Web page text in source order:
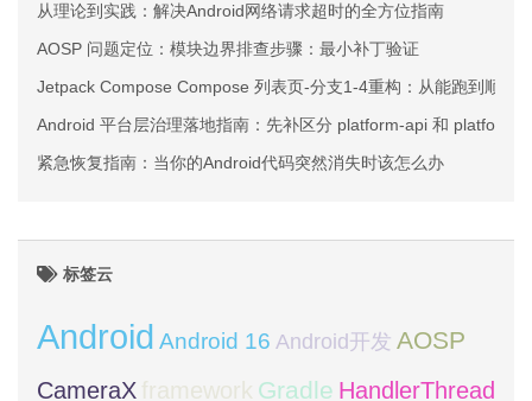
从理论到实践：解决Android网络请求超时的全方位指南
AOSP 问题定位：模块边界排查步骤：最小补丁验证
Jetpack Compose Compose 列表页-分支1-4重构：从能跑到顺手
Android 平台层治理落地指南：先补区分 platform-api 和 platform-
紧急恢复指南：当你的Android代码突然消失时该怎么办
标签云
Android Android 16 Android开发 AOSP
CameraX framework Gradle HandlerThread